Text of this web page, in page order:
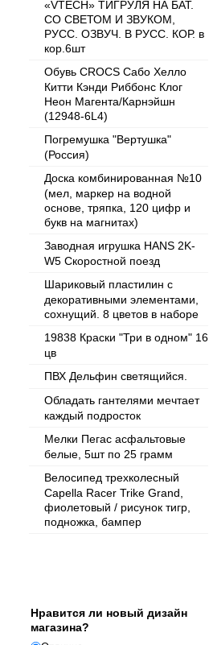
«VTECH» ТИГРУЛЯ НА БАТ.
СО СВЕТОМ И ЗВУКОМ,
РУСС. ОЗВУЧ. В РУСС. КОР. в
кор.6шт
Обувь CROCS Сабо Хелло
Китти Кэнди Риббонс Клог
Неон Магента/Карнэйшн
(12948-6L4)
Погремушка "Вертушка"
(Россия)
Доска комбинированная №10
(мел, маркер на водной
основе, тряпка, 120 цифр и
букв на магнитах)
Заводная игрушка HANS 2K-
W5 Скоростной поезд
Шариковый пластилин с
декоративными элементами,
сохнущий. 8 цветов в наборе
19838 Краски "Три в одном" 16
цв
ПВХ Дельфин светящийся.
Обладать гантелями мечтает
каждый подросток
Мелки Пегас асфальтовые
белые, 5шт по 25 грамм
Велосипед трехколесный
Capella Racer Trike Grand,
фиолетовый / рисунок тигр,
подножка, бампер
Нравится ли новый дизайн
магазина?